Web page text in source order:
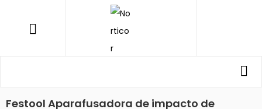
Festool Aparafusadora de impacto de